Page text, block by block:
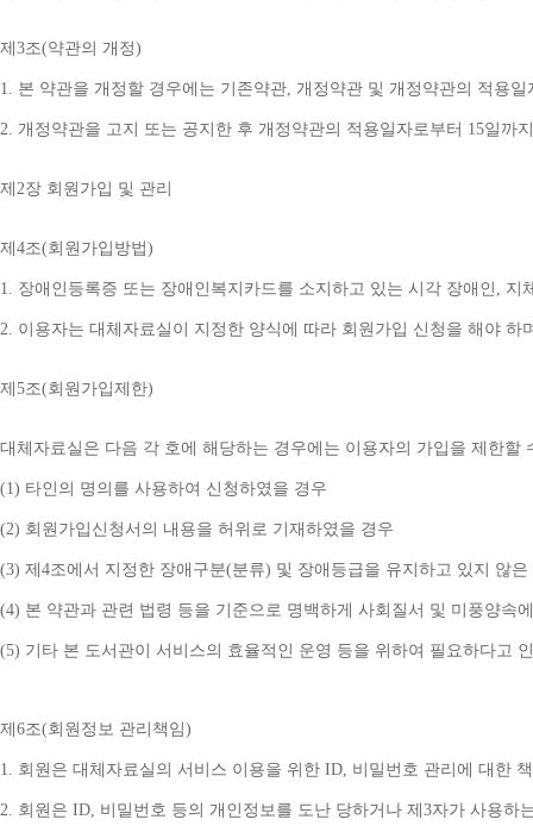
제 3조(약관의 개정)
1. 본 약관을 개정할 경우에는 기존약관, 개정약관 및 개정약관의 적용
2. 개정약관을 고지 또는 공지한 후 개정약관의 적용일자로부터 15일까
제 2장 회원가입 및 관리
제 4조(회원가입방법)
1. 장애인등록증 또는 장애인복지카드를 소지하고 있는 시각 장애인 , 지
2. 이용자는 대체자료실이 지정한 양식에 따라 회원가입 신청을 해야 하
제 5조(회원가입제한)
대체자료실은 다음 각 호에 해당하는 경우에는 이용자의 가입을 제한할
(1) 타인의 명의를 사용하여 신청하였을 경우
(2) 회원가입신청서의 내용을 허위로 기재하였을 경우
(3) 제 4조에서 지정한 장애구분(분류) 및 장애등급을 유지하고 있지 않은
(4) 본 약관과 관련 법령 등을 기준으로 명백하게 사회질서 및 미풍양속
(5) 기타 본 도서관이 서비스의 효율적인 운영 등을 위하여 필요하다고
제 6조(회원정보 관리책임)
1. 회원은 대체자료실의 서비스 이용을 위한 ID, 비밀번호 관리에 대한
2. 회원은 ID, 비밀번호 등의 개인정보를 도난 당하거나 제 3자가 사용하